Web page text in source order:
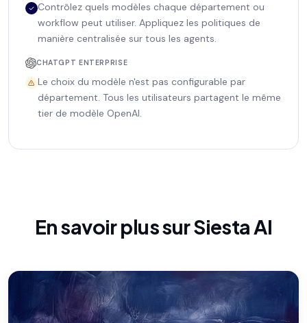
Contrôlez quels modèles chaque département ou
workflow peut utiliser. Appliquez les politiques de
manière centralisée sur tous les agents.
CHATGPT ENTERPRISE
Le choix du modèle n'est pas configurable par
département. Tous les utilisateurs partagent le même
tier de modèle OpenAI.
En savoir plus sur Siesta AI